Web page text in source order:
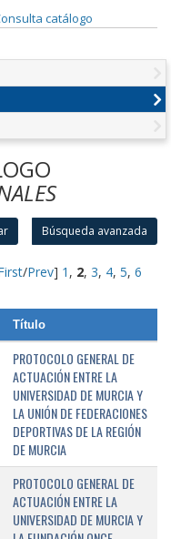
catálogo
Búsqueda avanzada
/Prev] 1 , 2, 3, 4, 5, 6
Título
PROTOCOLO GENERAL DE
ACTUACIÓN ENTRE LA
UNIVERSIDAD DE MURCIA Y
LA UNIÓN DE FEDERACIONES
DEPORTIVAS DE LA REGIÓN
DE MURCIA
PROTOCOLO GENERAL DE
ACTUACIÓN ENTRE LA
UNIVERSIDAD DE MURCIA Y